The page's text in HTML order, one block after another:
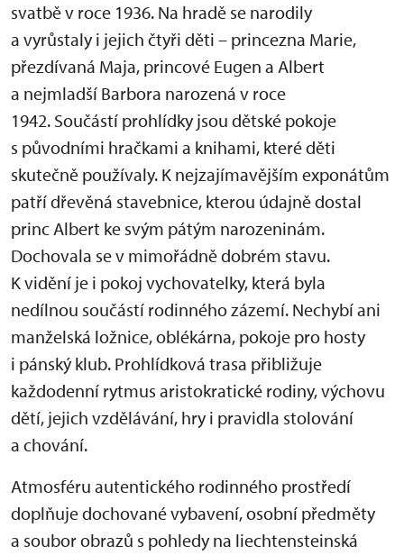
svatbě v roce 1936. Na hradě se narodily
a vyrůstaly i jejich čtyři děti – princezna Marie,
přezdívaná Maja, princové Eugen a Albert
a nejmladší Barbora narozená v roce
1942. Součástí prohlídky jsou dětské pokoje
s původními hračkami a knihami, které děti
skutečně používaly. K nejzajímavějším exponátům
patří dřevěná stavebnice, kterou údajně dostal
princ Albert ke svým pátým narozeninám.
Dochovala se v mimořádně dobrém stavu.
K vidění je i pokoj vychovatelky, která byla
nedílnou součástí rodinného zázemí. Nechybí ani
manželská ložnice, oblékárna, pokoje pro hosty
i pánský klub. Prohlídková trasa přibližuje
každodenní rytmus aristokratické rodiny, výchovu
dětí, jejich vzdělávání, hry i pravidla stolování
a chování.
Atmosféru autentického rodinného prostředí
doplňuje dochované vybavení, osobní předměty
a soubor obrazů s pohledy na liechtensteinská